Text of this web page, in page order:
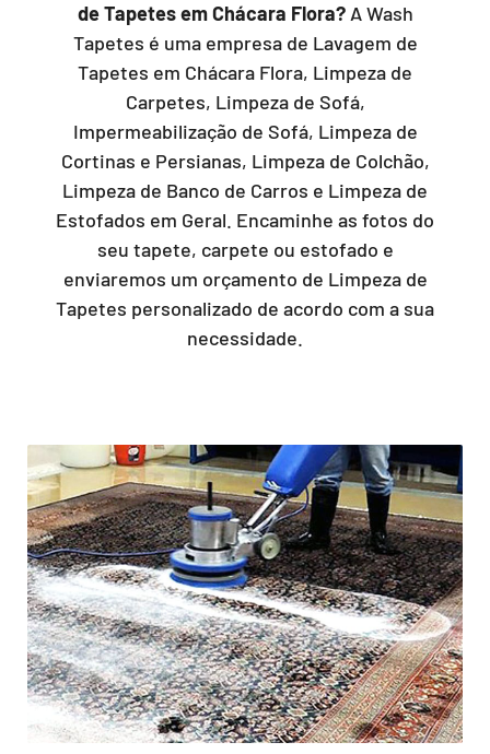
de Tapetes em Chácara Flora? A Wash
Tapetes é uma empresa de Lavagem de
Tapetes em Chácara Flora, Limpeza de
Carpetes, Limpeza de Sofá,
Impermeabilização de Sofá, Limpeza de
Cortinas e Persianas, Limpeza de Colchão,
Limpeza de Banco de Carros e Limpeza de
Estofados em Geral. Encaminhe as fotos do
seu tapete, carpete ou estofado e
enviaremos um orçamento de Limpeza de
Tapetes personalizado de acordo com a sua
necessidade.